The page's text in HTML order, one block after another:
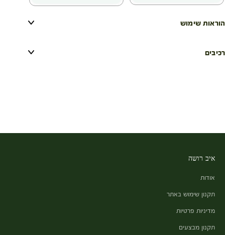
הוראות שימוש
רכיבים
איב רושה
אודות
תקנון שימוש באתר
מדיניות פרטיות
תקנון מבצעים